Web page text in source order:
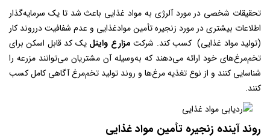
تحقیقات شخصی در مورد آلرژی به مواد غذایی باعث شد تا یک سرمایه‌گذار
اطلاعات بیشتری در مورد زنجیره تأمین موادغذایی و عدم شفافیت درروند کار
(تولید مواد غذایی) کسب کند. شرکت مزارع وایتل یک کد قابل اسکن برای
تخم‌مرغ‌های خود ارائه می‌دهند که به‌وسیله آن مشتریان می‌توانند مزرعه را
شناسایی کنند و از نوع تغذیه مرغ‌ها و روند تولید تخم‌مرغ آگاهی کامل کسب
کنند.
روند آینده زنجیره تأمین مواد غذایی